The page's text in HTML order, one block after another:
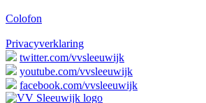
Colofon
Privacyverklaring
twitter.com/vvsleeuwijk
youtube.com/vvsleeuwijk
facebook.com/vvsleeuwijk